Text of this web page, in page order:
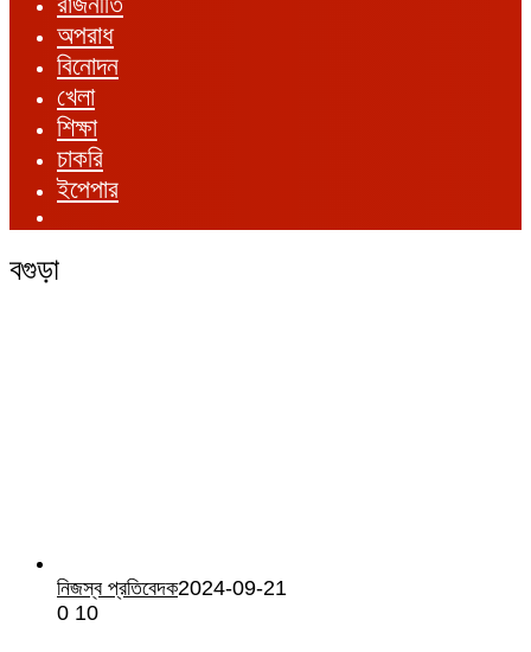
অপরাধ
বিনোদন
খেলা
শিক্ষা
চাকরি
ইপেপার
বগুড়া
নিজস্ব প্রতিবেদক2024-09-21
0 10